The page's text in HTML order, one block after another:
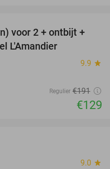
32%
voor 2 + ontbijt +
L'Amandier
9.9 star
Regulier €191
€129
9.0 star